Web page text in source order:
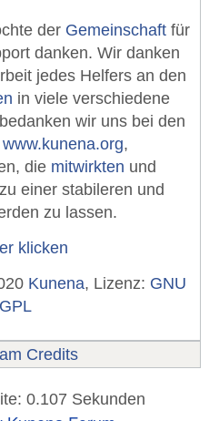
der Gemeinschaft für
danken. Wir danken
jedes Helfers an den
in viele verschiedene
wir uns bei den
www.kunena.org,
die mitwirkten und
einer stabileren und
zu lassen.
klicken
Kunena, Lizenz: GNU
GPL
Credits
0.107 Sekunden